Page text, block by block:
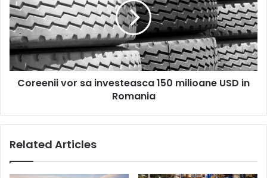
investeasca
150
milioane
USD
in
Romania
Coreenii vor sa investeasca 150 milioane USD in
Romania
Related Articles